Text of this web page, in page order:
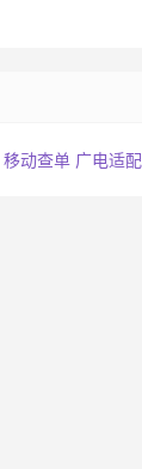
移动查单 广电适配